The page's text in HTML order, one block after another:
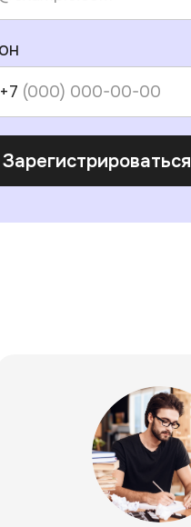
+7
Зарегистрироваться